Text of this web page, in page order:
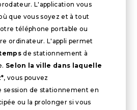
L'application vous
que vous soyez et à tout
téléphone portable ou
ordinateur. L'appli permet
de stationnement à
Selon la ville dans laquelle
, vous pouvez
de stationnement en
ou la prolonger si vous